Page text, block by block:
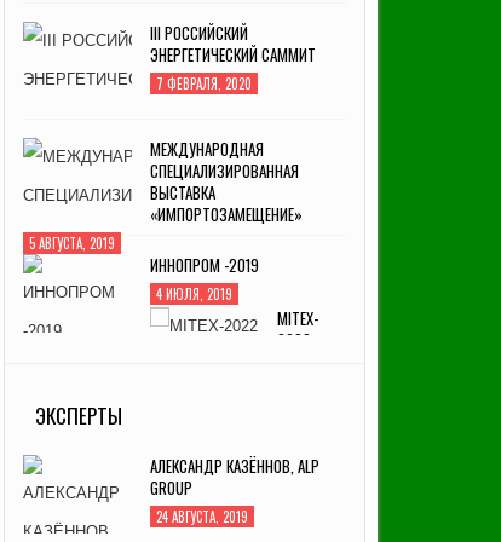
III РОССИЙСКИЙ
ЭНЕРГЕТИЧЕСКИЙ САММИТ
7 ФЕВРАЛЯ, 2020
МЕЖДУНАРОДНАЯ
СПЕЦИАЛИЗИРОВАННАЯ
ВЫСТАВКА
«ИМПОРТОЗАМЕЩЕНИЕ»
5 АВГУСТА, 2019
ИННОПРОМ -2019
4 ИЮЛЯ, 2019
ЭКСПЕРТЫ
АЛЕКСАНДР КАЗЁННОВ, ALP
GROUP
24 АВГУСТА, 2019